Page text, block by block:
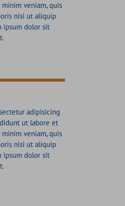
veniam, quis
nisi ut aliquip
ipsum dolor sit
adipisicing
ut labore et
veniam, quis
nisi ut aliquip
ipsum dolor sit
Banner